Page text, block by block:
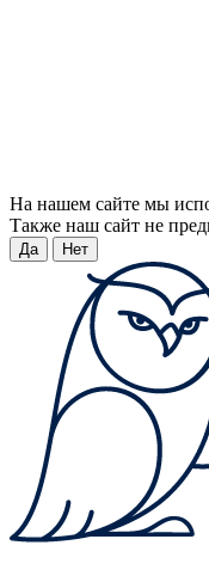
На нашем сайте мы
Также наш сайт не
Да Нет